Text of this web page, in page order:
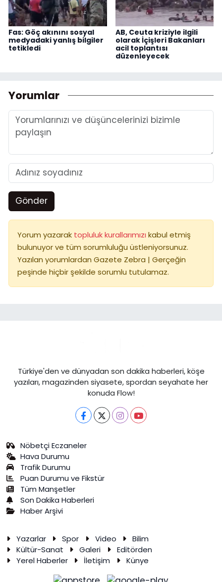
Fas: Göç akınını sosyal
medyadaki yanlış bilgiler
tetikledi
AB, Ceuta kriziyle ilgili
olarak İçişleri Bakanları
acil toplantısı
düzenleyecek
Yorumlar
Gönder
Yorum yazarak topluluk kurallarımızı kabul etmiş
bulunuyor ve tüm sorumluluğu üstleniyorsunuz.
Yazılan yorumlardan Gazete Zebra | Gerçeğin
peşinde hiçbir şekilde sorumlu tutulamaz.
Türkiye'den ve dünyadan son dakika haberleri, köşe
yazıları, magazinden siyasete, spordan seyahate her
konuda Flow!
Nöbetçi Eczaneler
Hava Durumu
Trafik Durumu
Puan Durumu ve Fikstür
Tüm Manşetler
Son Dakika Haberleri
Haber Arşivi
Yazarlar Spor Video
Bilim
Kültür-Sanat
Galeri
Editörden
Yerel Haberler
İletişim Künye